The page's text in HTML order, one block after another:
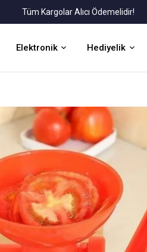
Tüm Kargolar Alıcı Ödemelidir!
Elektronik Hediyelik